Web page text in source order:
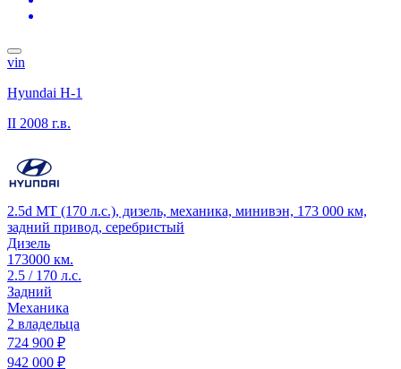
vin
Hyundai H-1
II 2008 г.в.
2.5d MT (170 л.с.), дизель, механика, минивэн, 173 000 км,
задний привод, серебристый
Дизель
173000 км.
2.5 / 170 л.с.
Задний
Механика
2 владельца
724 900 ₽
942 000 ₽